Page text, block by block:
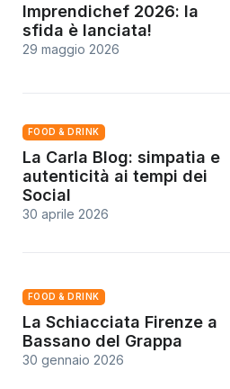
Imprendichef 2026: la
sfida è lanciata!
29 maggio 2026
FOOD & DRINK
La Carla Blog: simpatia e
autenticità ai tempi dei
Social
30 aprile 2026
FOOD & DRINK
La Schiacciata Firenze a
Bassano del Grappa
30 gennaio 2026